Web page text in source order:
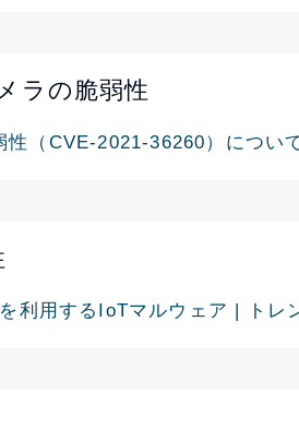
ラの脆弱性
（CVE-2021-36260）につい
利用するIoTマルウェア | トレ